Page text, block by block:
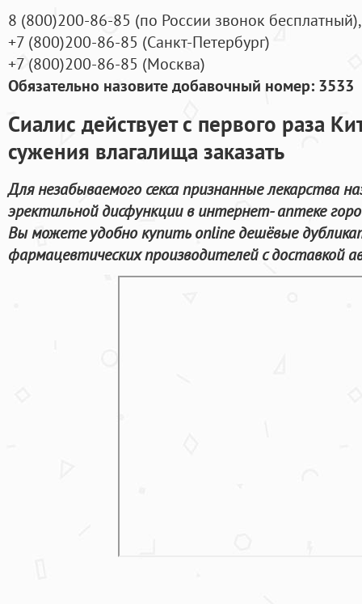
8 (800)200-86-85 (по России звонок бесплатный),
+7 (800)200-86-85 (Санкт-Петербург)
+7 (800)200-86-85 (Москва)
Обязательно назовите добавочный номер: 3533
Сиалис действует с первого раза
сужения влагалища заказать
Для незабываемого секса признанные лекарства
эректильной дисфункции в интернет- аптеке
Вы можете удобно купить online дешёвые
фармацевтических производителей с доставкой